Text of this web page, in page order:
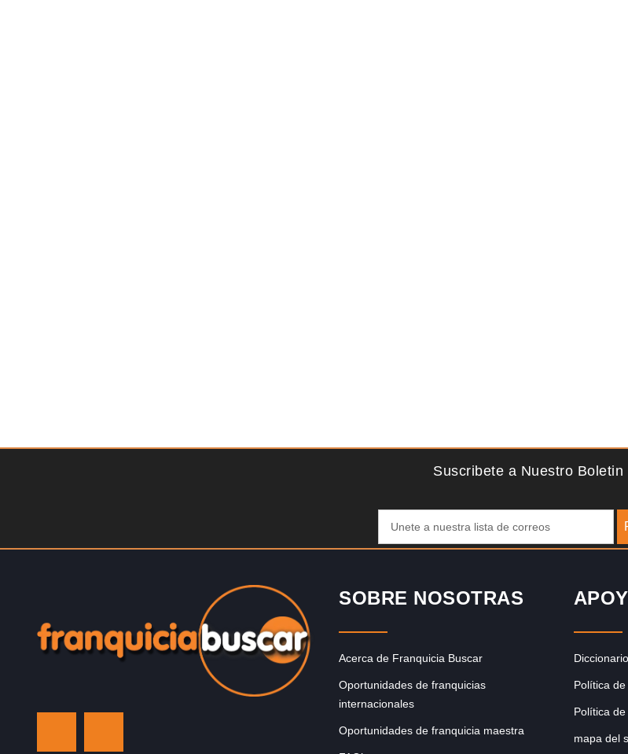
de…
involucrar a…
1976, Eye Level ha…
Suscribete a Nuestro Boletin
SOBRE NOSOTRAS
Acerca de Franquicia Buscar
Oportunidades de franquicias
internacionales
Oportunidades de franquicia maestra
Política
Política
mapa del